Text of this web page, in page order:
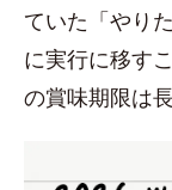
ていた「やり
に実行に移す
の賞味期限は